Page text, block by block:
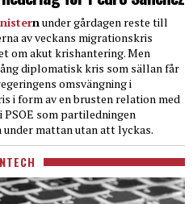
n under gårdagen reste till
av veckans migrationskris
om akut krishantering. Men
diplomatisk kris som sällan får
omsvängning i
i form av en brusten relation med
som partiledningen
mattan utan att lyckas.